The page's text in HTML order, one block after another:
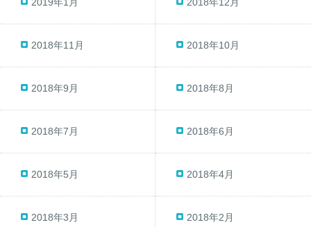
2019年1月 2018年12月
2018年11月 2018年10月
2018年9月 2018年8月
2018年7月 2018年6月
2018年5月 2018年4月
2018年3月 2018年2月